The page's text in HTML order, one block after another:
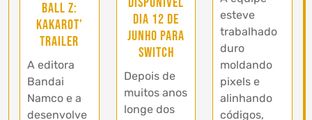
Ball Z:
Kakarot’
trailer
A editora
Bandai
Namco e a
desenvolve
dia 12 de
junho para
Switch
Depois de
muitos anos
longe dos
esteve
trabalhado
duro
moldando
pixels e
alinhando
códigos,